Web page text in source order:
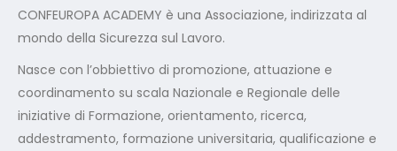
CONFEUROPA ACADEMY è una Associazione, indirizzata al
mondo della Sicurezza sul Lavoro.
Nasce con l’obbiettivo di promozione, attuazione e
coordinamento su scala Nazionale e Regionale delle
iniziative di Formazione, orientamento, ricerca,
addestramento, formazione universitaria, qualificazione e